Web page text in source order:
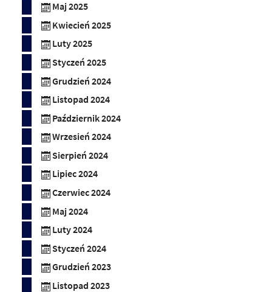
Maj 2025
Kwiecień 2025
Luty 2025
Styczeń 2025
Grudzień 2024
Listopad 2024
Październik 2024
Wrzesień 2024
Sierpień 2024
Lipiec 2024
Czerwiec 2024
Maj 2024
Luty 2024
Styczeń 2024
Grudzień 2023
Listopad 2023